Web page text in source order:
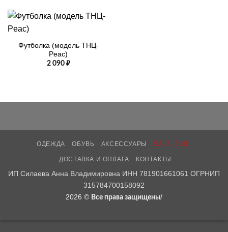
Футболка (модель ТНЦ-
Peac)
2 090 ₽
ОДЕЖДА ОБУВЬ АКСЕССУАРЫ SALE -30%
ДОСТАВКА И ОПЛАТА КОНТАКТЫ
ИП Силаева Анна Владимировна ИНН 781901661061 ОГРНИП
315784700158092
2026 © Все права защищены/